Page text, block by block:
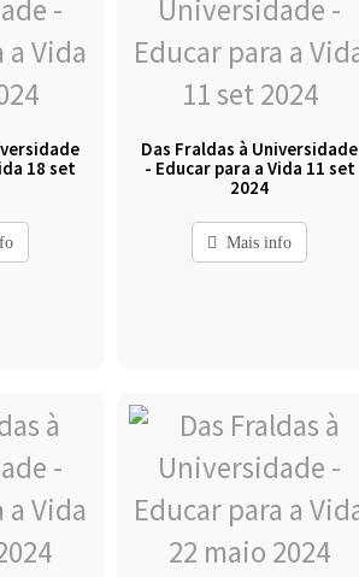
18 set
Das Fraldas à Universidade
- Educar para a Vida 11 set
2024
Mais info